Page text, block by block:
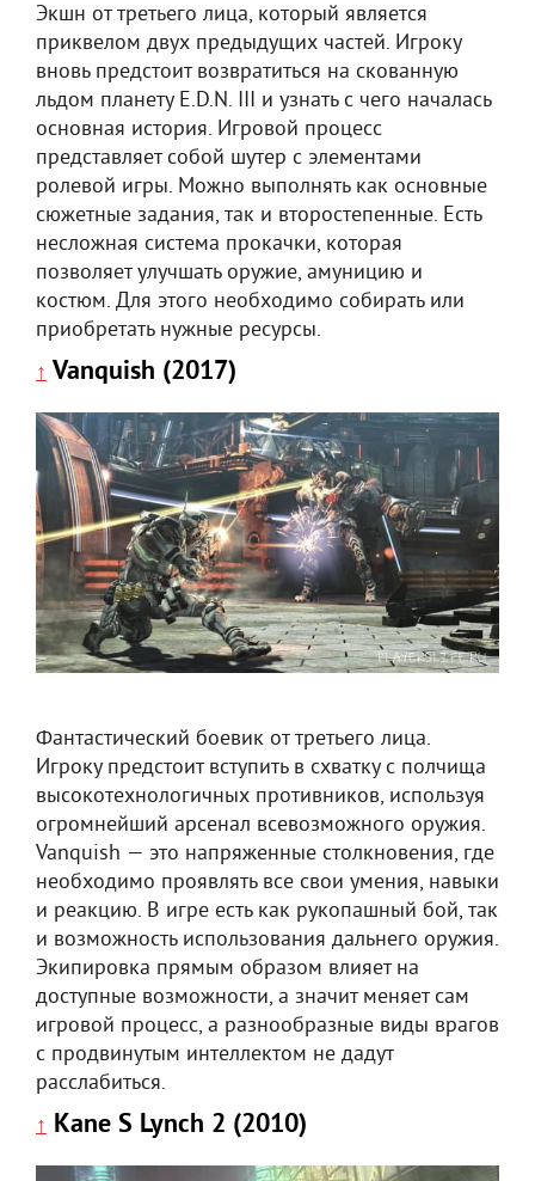
Экшн от третьего лица, который является
приквелом двух предыдущих частей. Игроку
вновь предстоит возвратиться на скованную
льдом планету E.D.N. III и узнать с чего началась
основная история. Игровой процесс
представляет собой шутер с элементами
ролевой игры. Можно выполнять как основные
сюжетные задания, так и второстепенные. Есть
несложная система прокачки, которая
позволяет улучшать оружие, амуницию и
костюм. Для этого необходимо собирать или
приобретать нужные ресурсы.
↑ Vanquish (2017)
Фантастический боевик от третьего лица.
Игроку предстоит вступить в схватку с полчища
высокотехнологичных противников, используя
огромнейший арсенал всевозможного оружия.
Vanquish — это напряженные столкновения, где
необходимо проявлять все свои умения, навыки
и реакцию. В игре есть как рукопашный бой, так
и возможность использования дальнего оружия.
Экипировка прямым образом влияет на
доступные возможности, а значит меняет сам
игровой процесс, а разнообразные виды врагов
с продвинутым интеллектом не дадут
расслабиться.
↑ Kane S Lynch 2 (2010)